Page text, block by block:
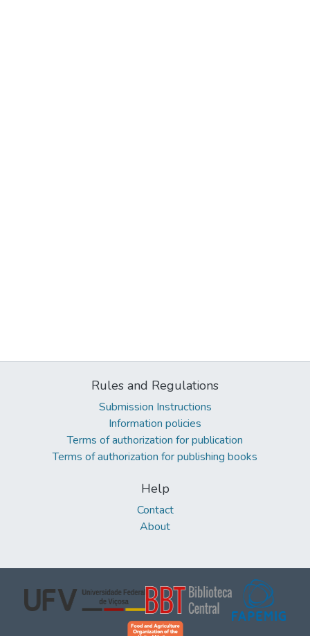
Rules and Regulations
Submission Instructions
Information policies
Terms of authorization for publication
Terms of authorization for publishing books
Help
Contact
About